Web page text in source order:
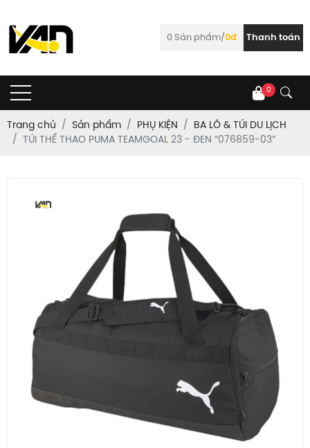
0 Sản phẩm/0đ Thanh toán
0
Trang chủ Sản phẩm PHỤ KIỆN
BA LÔ & TÚI DU LỊCH
TÚI THỂ THAO PUMA TEAMGOAL 23 - ĐEN “076859-03”